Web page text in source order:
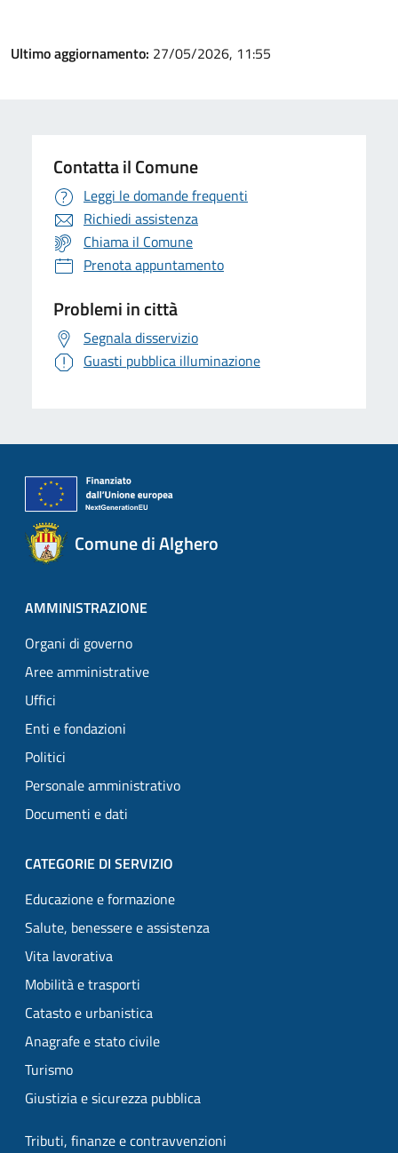
Ultimo aggiornamento: 27/05/2026, 11:55
Contatta il Comune
Leggi le domande frequenti
Richiedi assistenza
Chiama il Comune
Prenota appuntamento
Problemi in città
Segnala disservizio
Guasti pubblica illuminazione
Comune di Alghero
AMMINISTRAZIONE
Organi di governo
Aree amministrative
Uffici
Enti e fondazioni
Politici
Personale amministrativo
Documenti e dati
CATEGORIE DI SERVIZIO
Educazione e formazione
Salute, benessere e assistenza
Vita lavorativa
Mobilità e trasporti
Catasto e urbanistica
Anagrafe e stato civile
Turismo
Giustizia e sicurezza pubblica
Tributi, finanze e contravvenzioni